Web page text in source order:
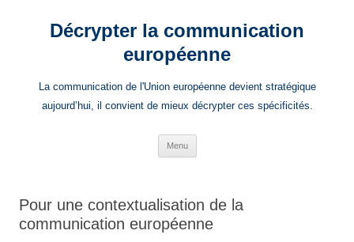
contenuDécrypter la communication
européenne
La communication de l'Union européenne devient stratégique
aujourd’hui, il convient de mieux décrypter ces spécificités.
Menu
Pour une contextualisation de la
communication européenne